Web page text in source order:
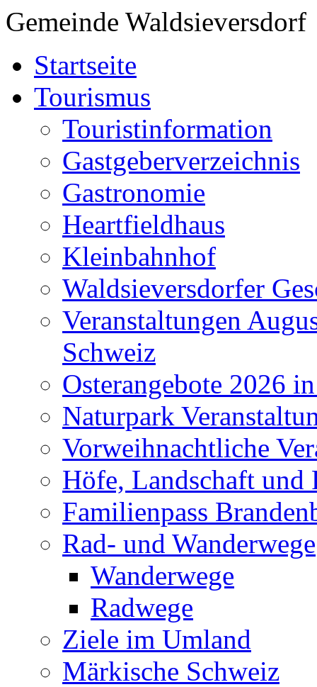
Gemeinde Waldsieversdorf
Startseite
Tourismus
Touristinformation
Gastgeberverzeichnis
Gastronomie
Heartfieldhaus
Kleinbahnhof
Waldsieversdorfer
Veranstaltungen
Schweiz
Osterangebote 2026
Naturpark
Vorweihnachtliche
Höfe, Landschaft und
Familienpass
Rad- und Wanderwege
Wanderwege
Radwege
Ziele im Umland
Märkische Schweiz